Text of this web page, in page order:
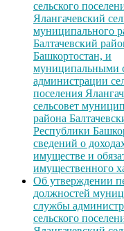
сельского
Ялангачевский
муниципального
Балтачевский
Башкортостан, и
муниципальными
администрации
поселения
сельсовет
района
Республики
сведений о
имуществе и
имущественного
Об утверждении
должностей
службы
сельского